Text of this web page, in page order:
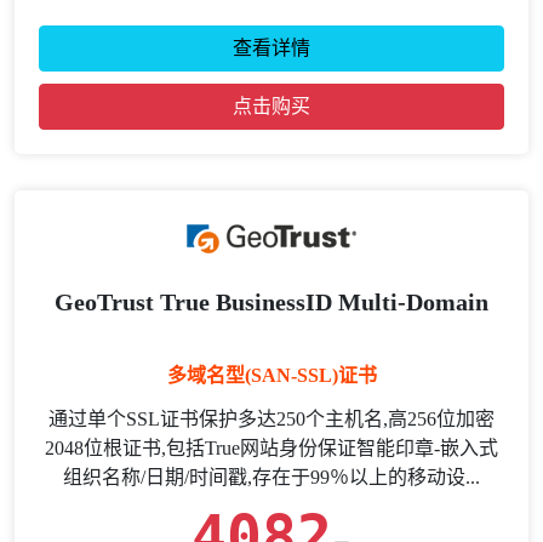
查看详情
点击购买
GeoTrust True BusinessID Multi-Domain
多域名型(SAN-SSL)证书
通过单个SSL证书保护多达250个主机名,高256位加密
2048位根证书,包括True网站身份保证智能印章-嵌入式
组织名称/日期/时间戳,存在于99％以上的移动设...